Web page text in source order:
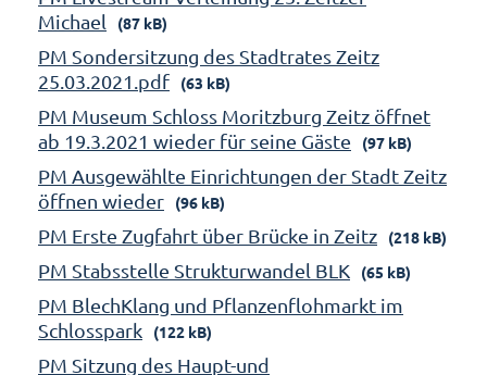
Michael
(87 kB)
PM Sondersitzung des Stadtrates Zeitz
25.03.2021.pdf
(63 kB)
PM Museum Schloss Moritzburg Zeitz öffnet
ab 19.3.2021 wieder für seine Gäste
(97 kB)
PM Ausgewählte Einrichtungen der Stadt Zeitz
öffnen wieder
(96 kB)
PM Erste Zugfahrt über Brücke in Zeitz (218 kB)
PM Stabsstelle Strukturwandel BLK (65 kB)
PM BlechKlang und Pflanzenflohmarkt im
Schlosspark
(122 kB)
PM Sitzung des Haupt-und